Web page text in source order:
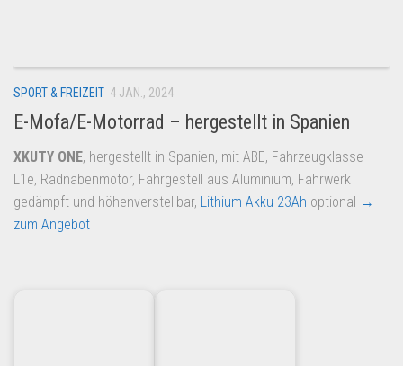
Amazon
Aldi
Lidl
Kostenlos verkaufen
Anmelden
SPORT & FREIZEIT 4 JAN., 2024
E-Mofa/E-Motorrad – hergestellt in Spanien
XKUTY ONE, hergestellt in Spanien, mit ABE, Fahrzeugklasse
L1e, Radnabenmotor, Fahrgestell aus Aluminium, Fahrwerk
gedämpft und höhenverstellbar, Lithium Akku 23Ah optional →
zum Angebot